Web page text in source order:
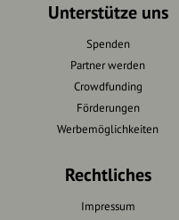
Unterstütze uns
Spenden
Partner werden
Crowdfunding
Förderungen
Werbemöglichkeiten
Rechtliches
Impressum